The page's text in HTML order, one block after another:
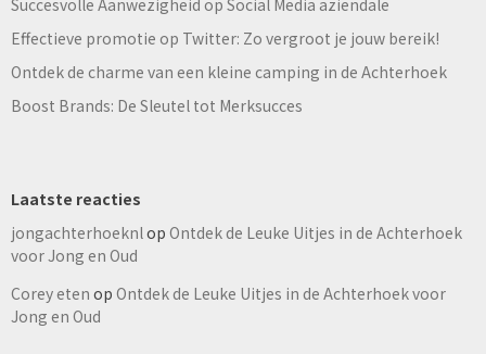
Succesvolle Aanwezigheid op Social Media aziendale
Effectieve promotie op Twitter: Zo vergroot je jouw bereik!
Ontdek de charme van een kleine camping in de Achterhoek
Boost Brands: De Sleutel tot Merksucces
Laatste reacties
jongachterhoeknlop Ontdek de Leuke Uitjes in de Achterhoek
voor Jong en Oud
Corey eten op Ontdek de Leuke Uitjes in de Achterhoek voor
Jong en Oud